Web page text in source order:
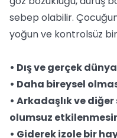
sebep olabilir.
yoğun ve kontrolsüz
• Dış ve gerçek
• Daha bireysel
• Arkadaşlık ve
olumsuz
• Giderek izole bir